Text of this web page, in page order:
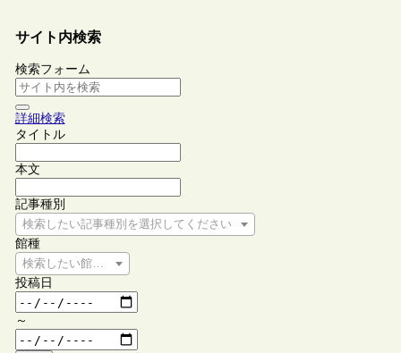
サイト内検索
検索フォーム
詳細検索
タイトル
本文
記事種別
検索したい記事種別を選択してください
館種
検索したい館種を選択してください
投稿日
～